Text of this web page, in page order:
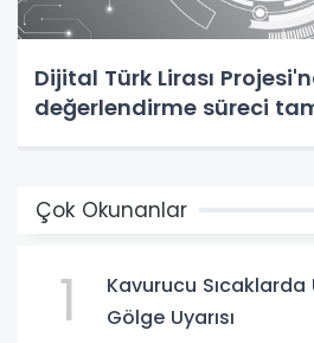
Dijital Türk Lirası
değerlendirme süreci
Çok Okunanlar
1
Kavurucu
Gölge Uyarısı